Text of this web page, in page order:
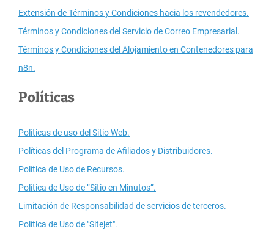
Extensión de Términos y Condiciones hacia los revendedores.
Términos y Condiciones del Servicio de Correo Empresarial.
Términos y Condiciones del Alojamiento en Contenedores para
n8n.
Políticas
Políticas de uso del Sitio Web.
Políticas del Programa de Afiliados y Distribuidores.
Política de Uso de Recursos.
Política de Uso de “Sitio en Minutos”.
Limitación de Responsabilidad de servicios de terceros.
Política de Uso de "Sitejet".